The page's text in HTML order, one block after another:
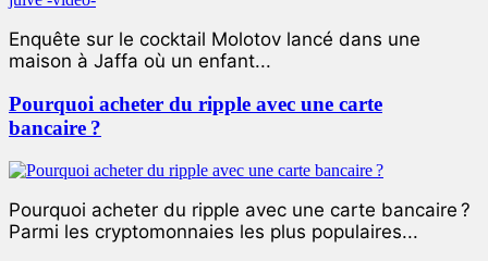
Enquête sur le cocktail Molotov lancé dans une
maison à Jaffa où un enfant...
Pourquoi acheter du ripple avec une carte
bancaire ?
Pourquoi acheter du ripple avec une carte bancaire ?
Parmi les cryptomonnaies les plus populaires...